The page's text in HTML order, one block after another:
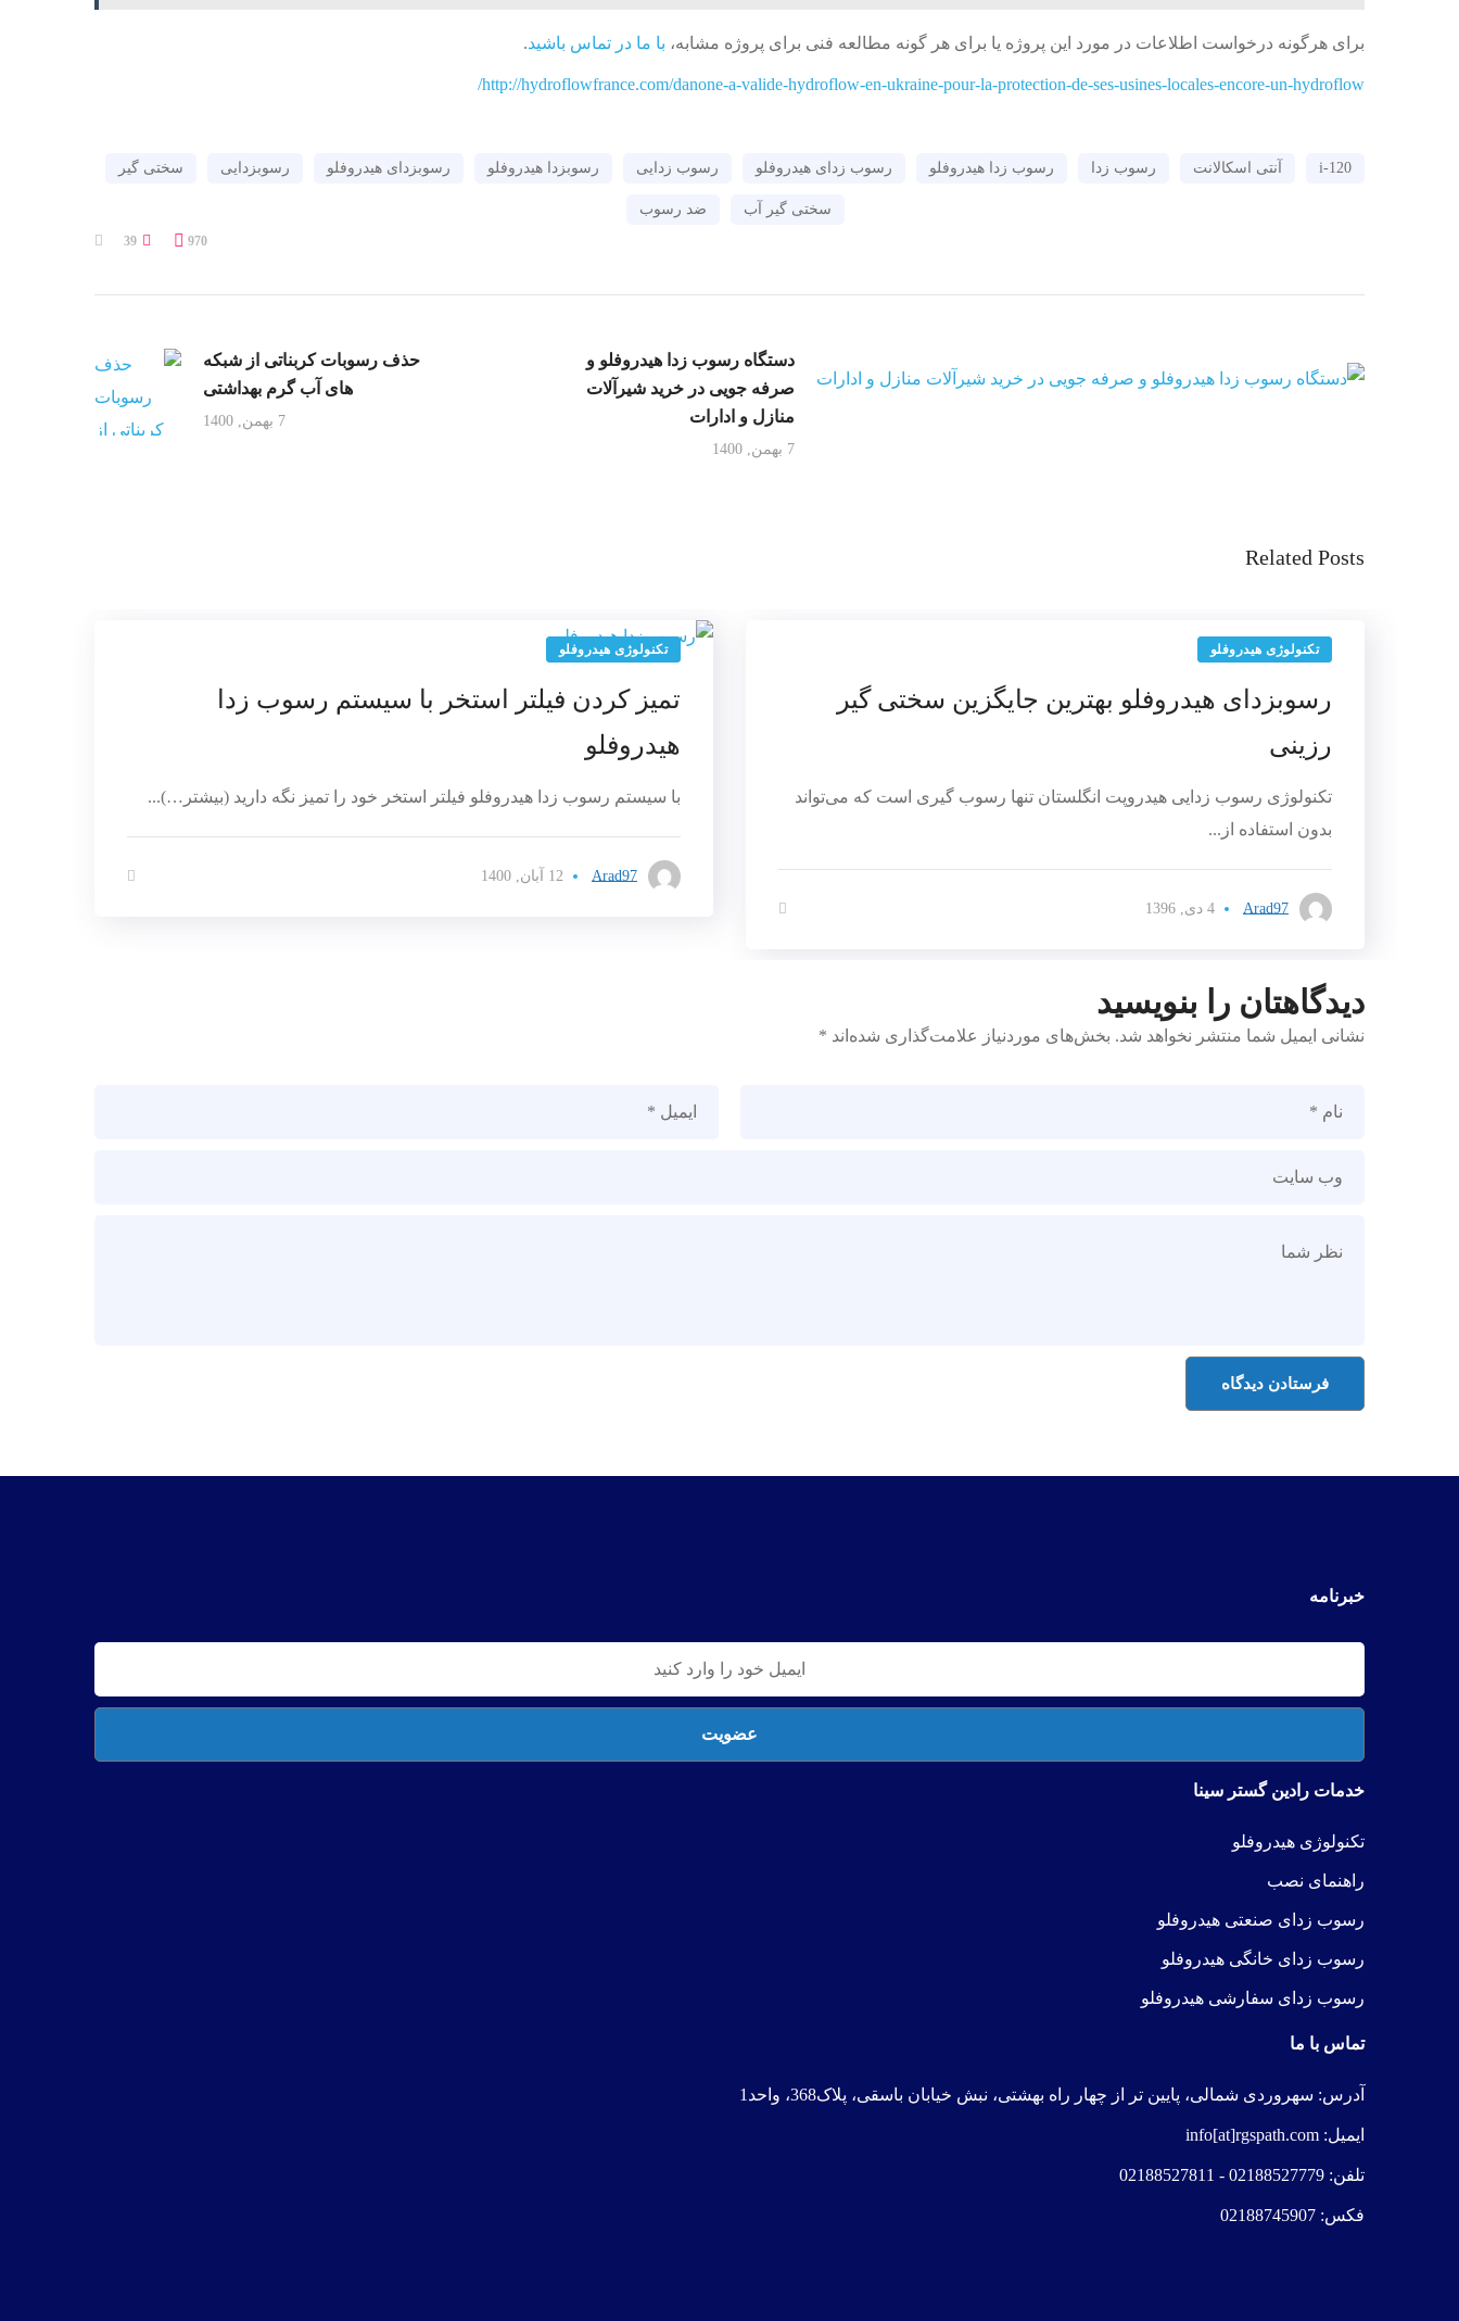
برای هرگونه درخواست اطلاعات در مورد این پروژه یا برای هر گونه مطالعه فنی برای پروژه مشابه، با ما در تماس باشید.
http://hydroflowfrance.com/danone-a-valide-hydroflow-en-ukraine-pour-la-protection-de-ses-usines-locales-encore-un-hydroflow/
i-120 آنتی اسکالانت رسوب زدا رسوب زدا هیدروفلو رسوب زدای هیدروفلو رسوب زدایی رسوبزدا هیدروفلو رسوبزدای هیدروفلو رسوبزدایی سختی گیر
سختی گیر آب ضد رسوب
39 970
دستگاه رسوب زدا هیدروفلو و
صرفه جویی در خرید شیرآلات
منازل و ادارات
7 بهمن, 1400
حذف رسوبات کربناتی از شبکه
های آب گرم بهداشتی
7 بهمن, 1400
Related Posts
تکنولوژی هیدروفلو
رسوبزدای هیدروفلو بهترین جایگزین سختی گیر
رزینی
تکنولوژی رسوب زدایی هیدروپت انگلستان تنها رسوب گیری است که می‌تواند
بدون استفاده از...
Arad97 4 دی, 1396
تکنولوژی هیدروفلو
تمیز کردن فیلتر استخر با سیستم رسوب زدا
هیدروفلو
با سیستم رسوب زدا هیدروفلو فیلتر استخر خود را تمیز نگه دارید (بیشتر…)...
Arad97 12 آبان, 1400
دیدگاهتان را بنویسید
نشانی ایمیل شما منتشر نخواهد شد. بخش‌های موردنیاز علامت‌گذاری شده‌اند *
خبرنامه
خدمات رادین گستر سینا
تکنولوژی هیدروفلو
راهنمای نصب
رسوب زدای صنعتی هیدروفلو
رسوب زدای خانگی هیدروفلو
رسوب زدای سفارشی هیدروفلو
تماس با ما
آدرس: سهروردی شمالی، پایین تر از چهار راه بهشتی، نبش خیابان باسقی، پلاک368، واحد1
ایمیل: info[at]rgspath.com
تلفن: 02188527779
-
02188527811
فکس: 02188745907